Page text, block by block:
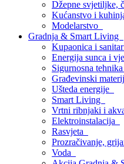
Džepne svjetiljke,
Kućanstvo i
Modelarstvo
Gradnja & Smart Living
Kupaonica i
Energija sunca i
Sigurnosna tehnika
Građevinski
Ušteda energije
Smart Living
Vrtni ribnjaki i
Elektroinstalacija
Rasvjeta
Prozračivanje,
Voda